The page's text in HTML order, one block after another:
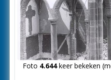
Foto 4.644keer bekeken